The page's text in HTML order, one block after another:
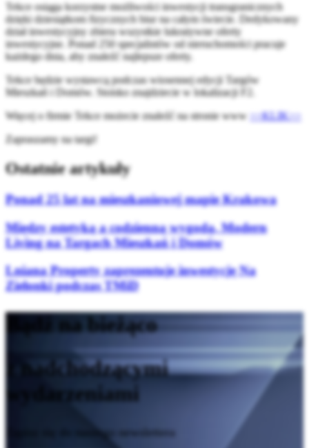
Tekce osiąga korzystne możliwości inwestycji transgranicznych
dzięki dziesiątkom fizycznych biur na całym świecie. Dedykowany
dział inwestycyjny zbiera wszystkie lukratywne oferty
inwestycyjne. Ponad 250 specjalistów od nieruchomości pracuje
każdego dnia, aby znaleźć najlepsze oferty.
Tekce będzie wystawcą podczas wiosennej edycji Targów
Mieszkań i Domów. Stoisko znajdziecie w lokalizacji F2.
Więcej o firmie Tekce możecie znaleźć na stronie www >>KLIK>>
Zapraszamy na targi!
Ostatnie artykuły
Ponad 25 lat na mieszkaniowej mapie Krakowa
Między estetyką a codzienną wygodą. Modern
Living na Targach Mieszkań i Domów
Lniana Property zaprezentuje inwestycję Na
Zielonki podczas TMiD
Bądź na bieżąco
z nadchodzącymi
wydarzeniami
Zapisz się do naszego newslettera